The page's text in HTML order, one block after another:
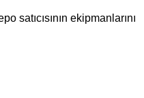
satıcısının ekipmanlarını